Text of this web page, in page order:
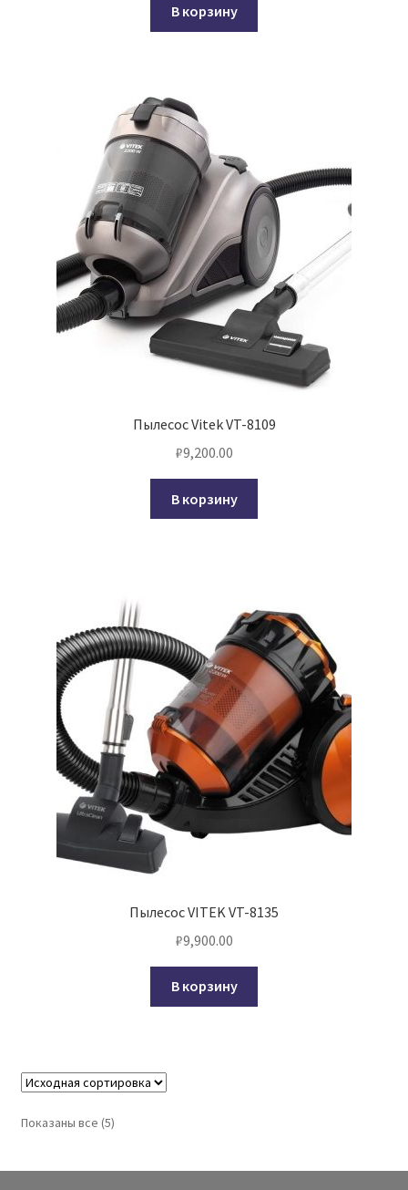
В корзину
Пылесос Vitek VT-8109
₽9,200.00
В корзину
Пылесос VITEK VT-8135
₽9,900.00
В корзину
Показаны все (5)